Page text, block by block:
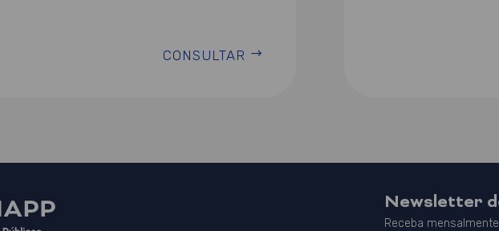
CONSULTAR
Newsletter
Receba